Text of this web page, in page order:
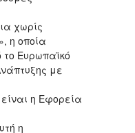
χωρίς
η οποία
το Ευρωπαϊκό
με
η Εφορεία
η